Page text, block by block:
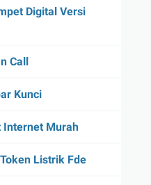
Digital Versi
Call
Kunci
Internet Murah
Listrik Fde